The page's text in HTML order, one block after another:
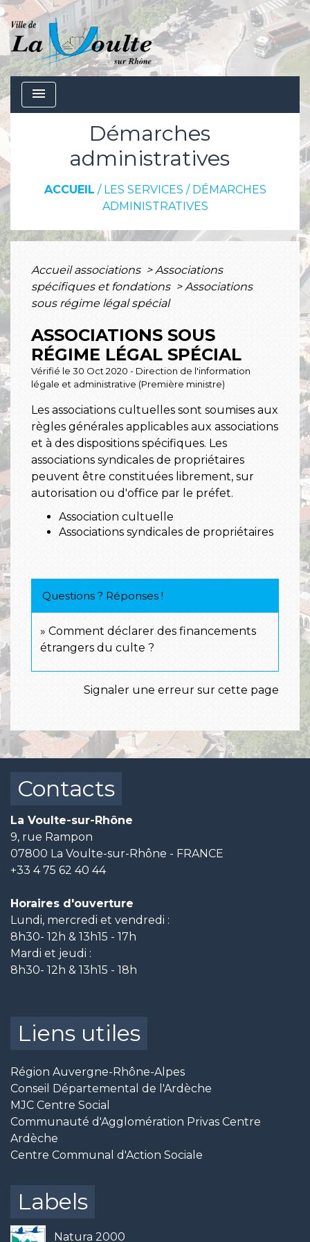
menu
Démarches
administratives
ACCUEIL / LES SERVICES / DÉMARCHES
ADMINISTRATIVES
Accueil associations > Associations
spécifiques et fondations > Associations
sous régime légal spécial
ASSOCIATIONS SOUS
RÉGIME LÉGAL SPÉCIAL
Vérifié le 30 Oct 2020 - Direction de l'information
légale et administrative (Première ministre)
Les associations cultuelles sont soumises aux
règles générales applicables aux associations
et à des dispositions spécifiques. Les
associations syndicales de propriétaires
peuvent être constituées librement, sur
autorisation ou d'office par le préfet.
Association cultuelle
Associations syndicales de propriétaires
Questions ? Réponses !
Comment déclarer des financements
étrangers du culte ?
Signaler une erreur sur cette page
Contacts
La Voulte-sur-Rhône
9, rue Rampon
07800 La Voulte-sur-Rhône - FRANCE
+33 4 75 62 40 44
Horaires d'ouverture
Lundi, mercredi et vendredi :
8h30- 12h & 13h15 - 17h
Mardi et jeudi :
8h30- 12h & 13h15 - 18h
Liens utiles
Région Auvergne-Rhône-Alpes
Conseil Départemental de l'Ardèche
MJC Centre Social
Communauté d'Agglomération Privas Centre
Ardèche
Centre Communal d'Action Sociale
Labels
Natura 2000